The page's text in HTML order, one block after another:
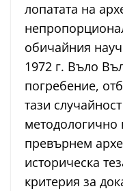
лопатата на
обичайния
1972 г. Въло
погребение,
тази
методологично
превърнем
историческа
критерия за